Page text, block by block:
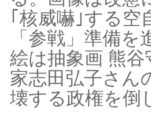
｢核威嚇｣する空
「参戦」準備
絵は抽象画 熊
家志田弘子さん
壊する政権を倒